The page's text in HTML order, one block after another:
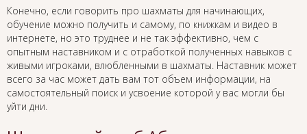
Конечно, если говорить про шахматы для начинающих,
обучение можно получить и самому, по книжкам и видео в
интернете, но это труднее и не так эффективно, чем с
опытным наставником и с отработкой полученных навыков с
живыми игроками, влюбленными в шахматы. Наставник может
всего за час может дать вам тот объем информации, на
самостоятельный поиск и усвоение которой у вас могли бы
уйти дни.